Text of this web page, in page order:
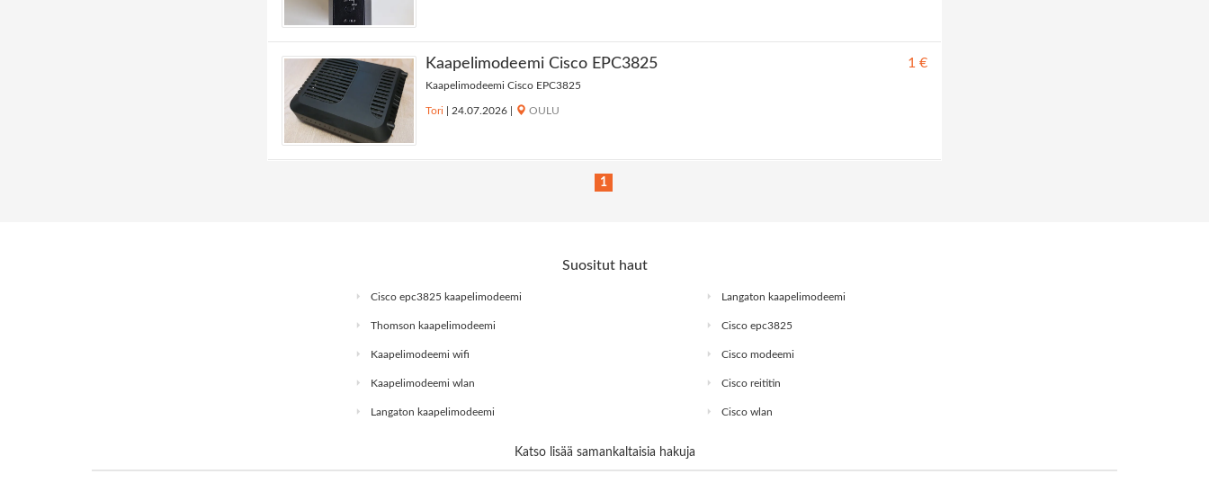
Kaapelimodeemi Cisco EPC3825 1 €
Kaapelimodeemi Cisco EPC3825
Tori 24.07.2026 OULU
1
Suositut haut
Cisco epc3825 kaapelimodeemi
Thomson kaapelimodeemi
Kaapelimodeemi wifi
Kaapelimodeemi wlan
Langaton kaapelimodeemi
Langaton kaapelimodeemi
Cisco epc3825
Cisco modeemi
Cisco reititin
Cisco wlan
Katso lisää samankaltaisia hakuja